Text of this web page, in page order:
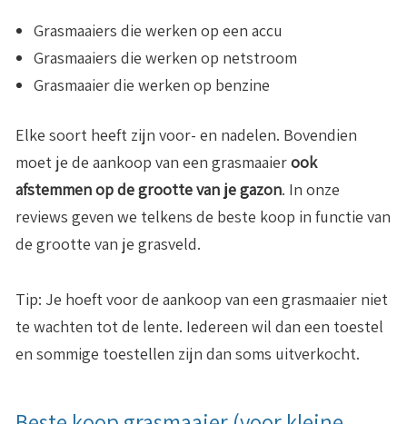
Grasmaaiers die werken op een accu
Grasmaaiers die werken op netstroom
Grasmaaier die werken op benzine
Elke soort heeft zijn voor- en nadelen. Bovendien
moet je de aankoop van een grasmaaierook
afstemmen op de grootte van je gazon. In onze
reviews geven we telkens de beste koop in functie van
de grootte van je grasveld.
Tip: Je hoeft voor de aankoop van een grasmaaier niet
te wachten tot de lente. Iedereen wil dan een toestel
en sommige toestellen zijn dan soms uitverkocht.